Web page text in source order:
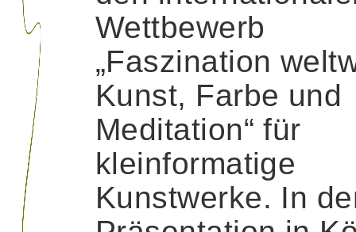
Wettbewerb
„Faszination
Kunst, Farbe und
Meditation“ für
kleinformatige
Kunstwerke. In